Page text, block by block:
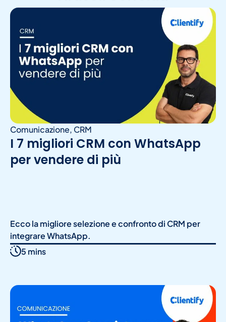
Comunicazione, CRM
I 7 migliori CRM con WhatsApp
per vendere di più
Ecco la migliore selezione e confronto di CRM per
integrare WhatsApp.
5 mins